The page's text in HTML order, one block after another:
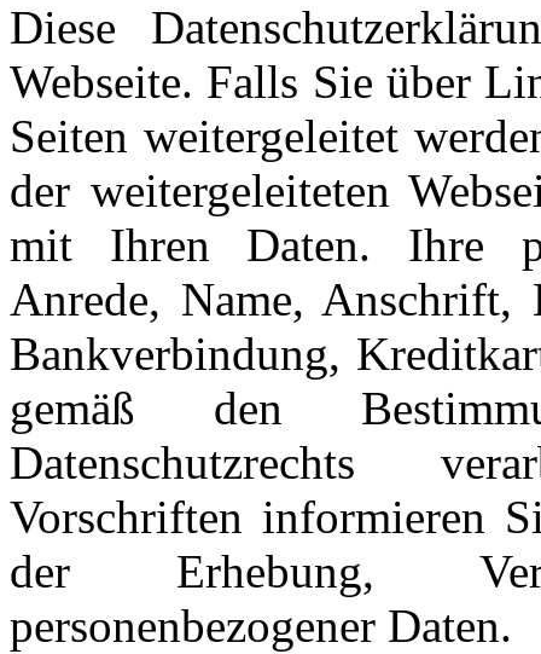
Diese
Webseite. Falls Sie über
Seiten weitergeleitet
der weitergeleiteten
mit Ihren Daten. Ihre
Anrede, Name, Anschrift,
Bankverbindung,
gemäß den
Datenschutzrechts
Vorschriften informieren
der Erhebung,
personenbezogener Daten.